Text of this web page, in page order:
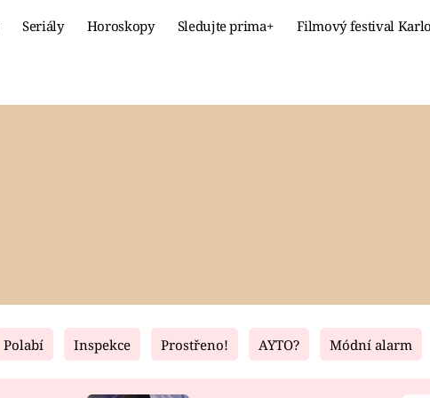
Seriály Horoskopy Sledujte prima+ Filmový festival
Fresh Living
Polabí Inspekce Prostřeno! AYTO? Módní alarm